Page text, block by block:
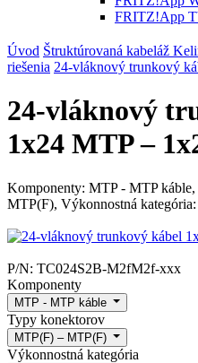
FRITZ!App
Úvod Štruktúrovaná kabeláž
riešenia 24-vláknový trunkový
24-vláknový
1x24 MTP –
Komponenty: MTP - MTP
MTP(F), Výkonnostná
P/N: TC024S2B-M2fM2f-xxx
Komponenty
MTP - MTP káble
Typy konektorov
MTP(F) – MTP(F)
Výkonnostná kategória